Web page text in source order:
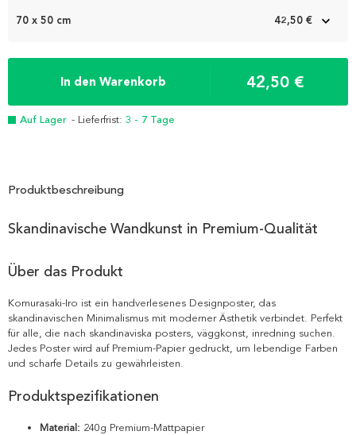
70 x 50 cm 42,50 €
In den Warenkorb 42,50 €
Auf Lager - Lieferfrist: 3 - 7 Tage
Produktbeschreibung
Skandinavische Wandkunst in Premium-Qualität
Über das Produkt
Komurasaki-Iro ist ein handverlesenes Designposter, das
skandinavischen Minimalismus mit moderner Ästhetik verbindet. Perfekt
für alle, die nach skandinaviska posters, väggkonst, inredning suchen.
Jedes Poster wird auf Premium-Papier gedruckt, um lebendige Farben
und scharfe Details zu gewährleisten.
Produktspezifikationen
Material: 240g Premium-Mattpapier